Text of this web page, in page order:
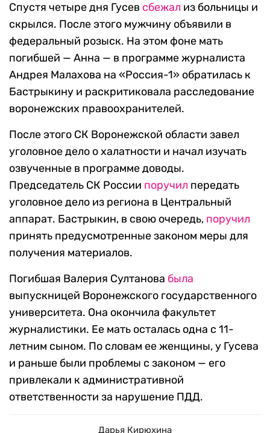
Спустя четыре дня Гусев сбежал из больницы и
скрылся. После этого мужчину объявили в
федеральный розыск. На этом фоне мать
погибшей — Анна — в программе журналиста
Андрея Малахова на «Россия-1» обратилась к
Бастрыкину и раскритиковала расследование
воронежских правоохранителей.
После этого СК Воронежской области завел
уголовное дело о халатности и начал изучать
озвученные в программе доводы.
Председатель СК России поручил передать
уголовное дело из региона в Центральный
аппарат. Бастрыкин, в свою очередь, поручил
принять предусмотренные законом меры для
получения материалов.
Погибшая Валерия Султанова была
выпускницей Воронежского государственного
университета. Она окончила факультет
журналистики. Ее мать осталась одна с 11-
летним сыном. По словам ее женщины, у Гусева
и раньше были проблемы с законом — его
привлекали к административной
ответственности за нарушение ПДД.
Дарья Кирюхина